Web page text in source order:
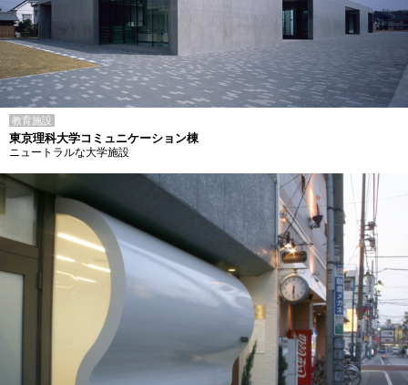
教育施設
東京理科大学コミュニケーション棟
ニュートラルな大学施設